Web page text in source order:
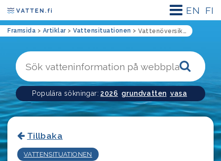
FI
EN
Framsida > Artiklar> Vattensituationen > Vattenöversikt för mars-april 2024: översvämningar, sämre vattenkvalitet och högre grundvattenstånd (landskapen i Österbotten)
Populära sökningar: 2026 grundvatten vasa
Tillbaka
VATTENSITUATIONEN